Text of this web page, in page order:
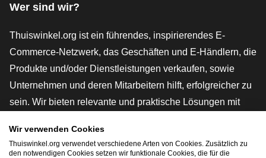
Wer sind wir?
Thuiswinkel.org ist ein führendes, inspirierendes E-
Commerce-Netzwerk, das Geschäften und E-Händlern, die
Produkte und/oder Dienstleistungen verkaufen, sowie
Unternehmen und deren Mitarbeitern hilft, erfolgreicher zu
sein. Wir bieten relevante und praktische Lösungen mit
rechtlichen Instrumenten und Beratung,
Interessenvertretung, Marktforschung und verfügen über
Wir verwenden Cookies
Thuiswinkel.org verwendet verschiedene Arten von Cookies. Zusätzlich zu
den notwendigen Cookies setzen wir funktionale Cookies, die für die